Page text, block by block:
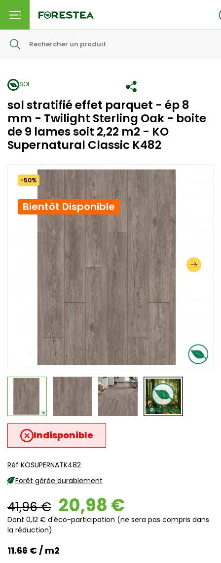
SOL
sol stratifié effet parquet - ép 8
mm - Twilight Sterling Oak - boite
de 9 lames soit 2,22 m2 - KO
Supernatural Classic K482
-50%
Bientôt Disponible
Indisponible
Réf KOSUPERNATK482
Forêt gérée durablement
41,96 € 20,98 €
Dont 0,12 € d'éco-participation (ne sera pas compris dans
la réduction)
11.66 € / m2